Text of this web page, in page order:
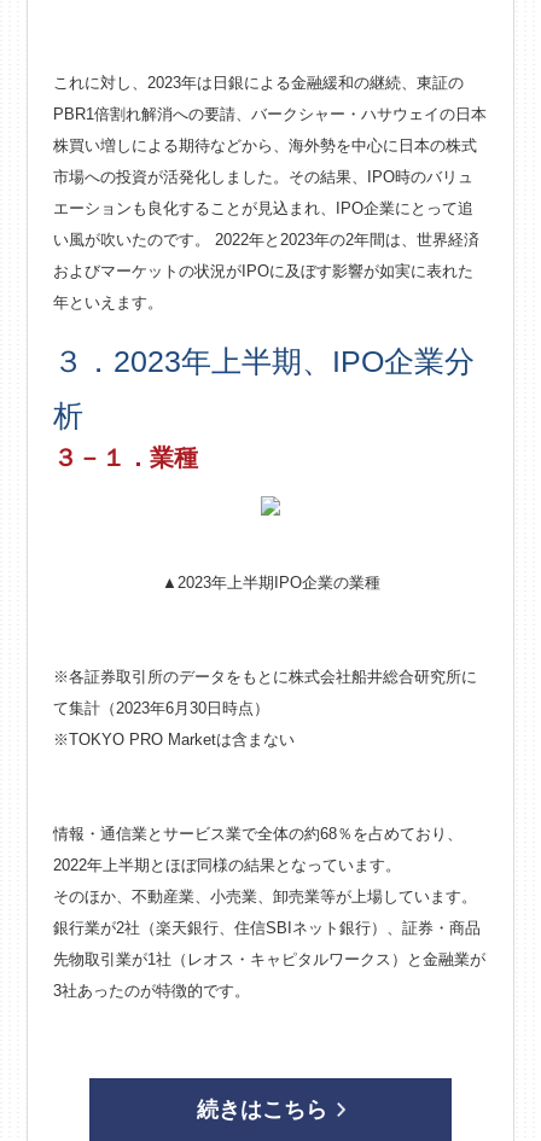
これに対し、2023年は日銀による金融緩和の継続、東証の
PBR1倍割れ解消への要請、バークシャー・ハサウェイの日本
株買い増しによる期待などから、海外勢を中心に日本の株式
市場への投資が活発化しました。その結果、IPO時のバリュ
エーションも良化することが見込まれ、IPO企業にとって追
い風が吹いたのです。 2022年と2023年の2年間は、世界経済
およびマーケットの状況がIPOに及ぼす影響が如実に表れた
年といえます。
３．2023年上半期、IPO企業分
析
３－１．業種
▲2023年上半期IPO企業の業種
※各証券取引所のデータをもとに株式会社船井総合研究所に
て集計（2023年6月30日時点）
※TOKYO PRO Marketは含まない
情報・通信業とサービス業で全体の約68％を占めており、
2022年上半期とほぼ同様の結果となっています。
そのほか、不動産業、小売業、卸売業等が上場しています。
銀行業が2社（楽天銀行、住信SBIネット銀行）、証券・商品
先物取引業が1社（レオス・キャピタルワークス）と金融業が
3社あったのが特徴的です。
続きはこちら